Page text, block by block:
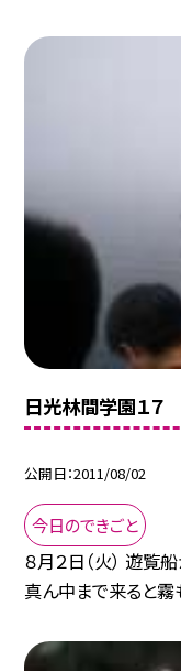
日光林間学園１７
公開日 2011/08/02
今日のできごと
８月２日（火） 遊覧
真ん中まで来ると霧